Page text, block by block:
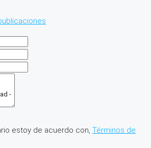
estoy de acuerdo con, Términos de